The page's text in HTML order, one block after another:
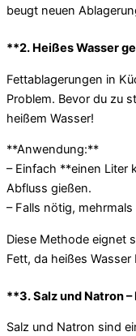
beugt neuen
**2. Heißes Wasser
Fettablagerungen in
Problem. Bevor du zu
heißem Wasser!
**Anwendung:**
– Einfach **einen Liter
Abfluss gießen.
– Falls nötig,
Diese Methode eignet
Fett, da heißes
**3. Salz und Natron
Salz und Natron sind